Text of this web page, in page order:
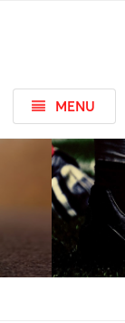
MENU